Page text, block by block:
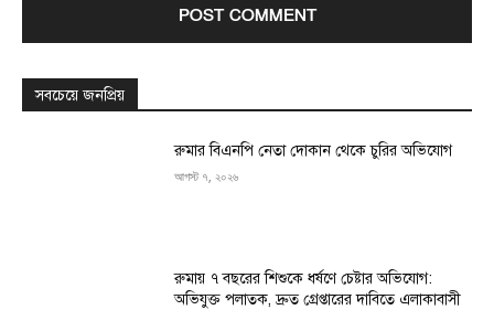
সবচেয়ে জনপ্রিয়
রুমার বিএনপি নেতা দোকান থেকে চুরির অভিযোগ
আগস্ট ৭, ২০২৬
রুমায় ৭ বছরের শিশুকে ধর্ষণে চেষ্টার অভিযোগ:
অভিযুক্ত পলাতক, দ্রুত গ্রেপ্তারের দাবিতে এলাকাবাসী